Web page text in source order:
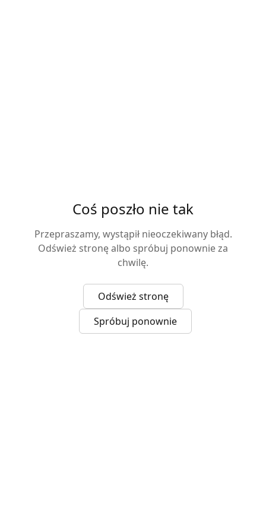
Coś poszło nie tak
Przepraszamy, wystąpił nieoczekiwany błąd.
Odśwież stronę albo spróbuj ponownie za
chwilę.
Odśwież stronę
Spróbuj ponownie